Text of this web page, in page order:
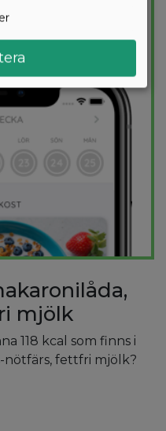
mjölk
118 kcal som finns i
nötfärs, fettfri mjölk?